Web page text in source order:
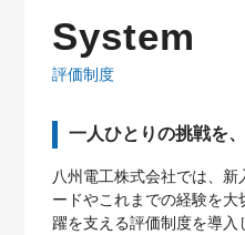
System
評価制度
一人ひとりの挑戦を
八州電工株式会社では、
ードやこれまでの経験を
躍を支える評価制度を導入